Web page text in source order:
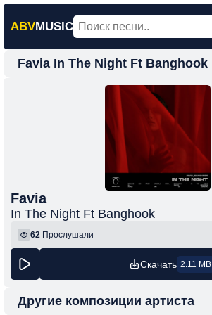
ABVMUSIC
Главная
Шансон
Фонк
Favia In The Night Ft Banghook
Favia
In The Night Ft Banghook
62 Прослушали
Скачать 2.11 MB
Другие композиции артиста